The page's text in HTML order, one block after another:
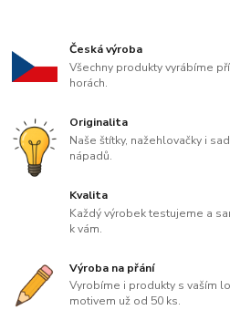
Česká výroba
Všechny produkty vyrábíme
horách.
Originalita
Naše štítky, nažehlovačky i
nápadů.
Kvalita
Každý výrobek testujeme a
k vám.
Výroba na přání
Vyrobíme i produkty s vaším
motivem už od 50 ks.